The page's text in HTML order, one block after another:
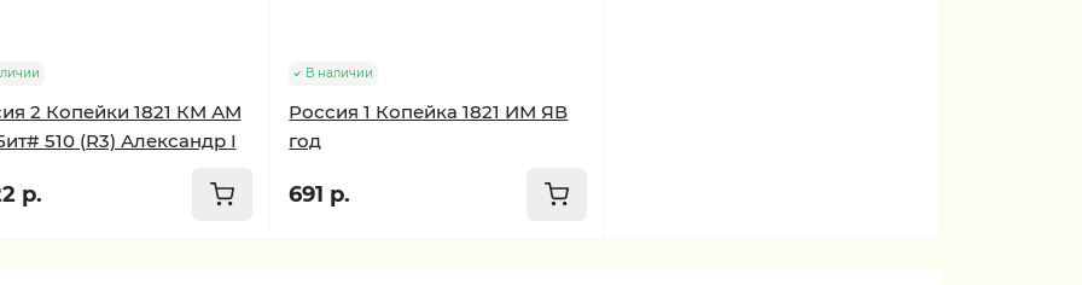
2 Копейки 1821 КМ АМ
510 (R3) Александр I
р.
В наличии
Россия 1 Копейка 1821 ИМ ЯВ
год
691 р.